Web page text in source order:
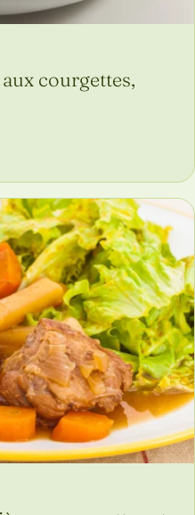
courgettes,